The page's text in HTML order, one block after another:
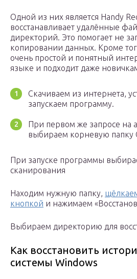
Одной из них является Handy
восстанавливает удалённые
директорий. Это помогает не
копировании данных. Кроме
очень простой и понятный
языке и подходит даже
Скачиваем из интернета,
запускаем программу.
При первом же запросе на
выбираем корневую папку
При запуске программы
сканирования
Находим нужную папку,
кнопкой и нажимаем
Выбираем директорию для
Как восстановить
системы Windows